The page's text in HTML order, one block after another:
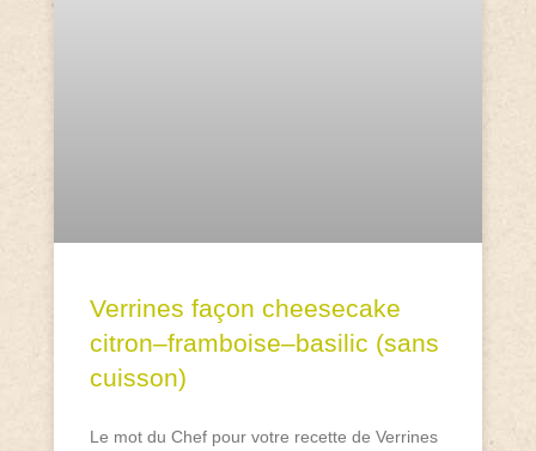
Verrines façon cheesecake
citron–framboise–basilic (sans
cuisson)
Le mot du Chef pour votre recette de Verrines